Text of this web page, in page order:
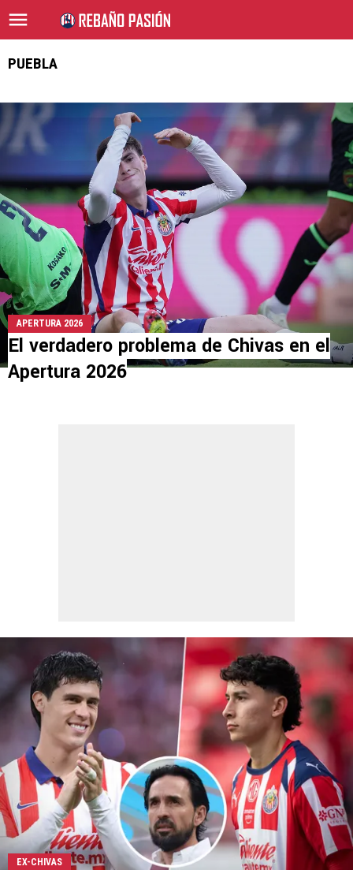
PUEBLA
APERTURA 2026
El verdadero problema de Chivas en el
Apertura 2026
EX-CHIVAS